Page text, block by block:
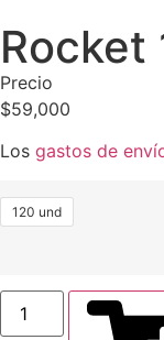
Rocket
Precio
$59,000
Los gastos de
120 und